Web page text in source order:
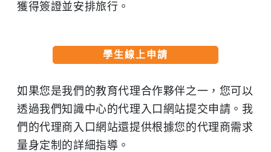
獲得簽證並安排旅行。
學生線上申請
如果您是我們的教育代理合作夥伴之一，您可以
透過我們知識中心的代理入口網站提交申請。我
們的代理商入口網站還提供根據您的代理商需求
量身定制的詳細指導。